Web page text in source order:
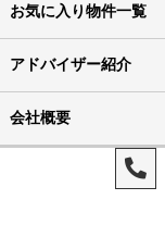
お気に入り物件一覧
アドバイザー紹介
会社概要